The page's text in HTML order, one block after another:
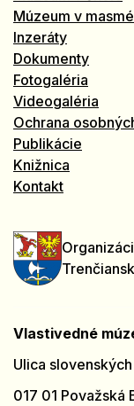
Múzeum v
Inzeráty
Dokumenty
Fotogaléria
Videogaléria
Ochrana
Publikácie
Knižnica
Kontakt
Vlastivedné
Ulica
017 01 Považská